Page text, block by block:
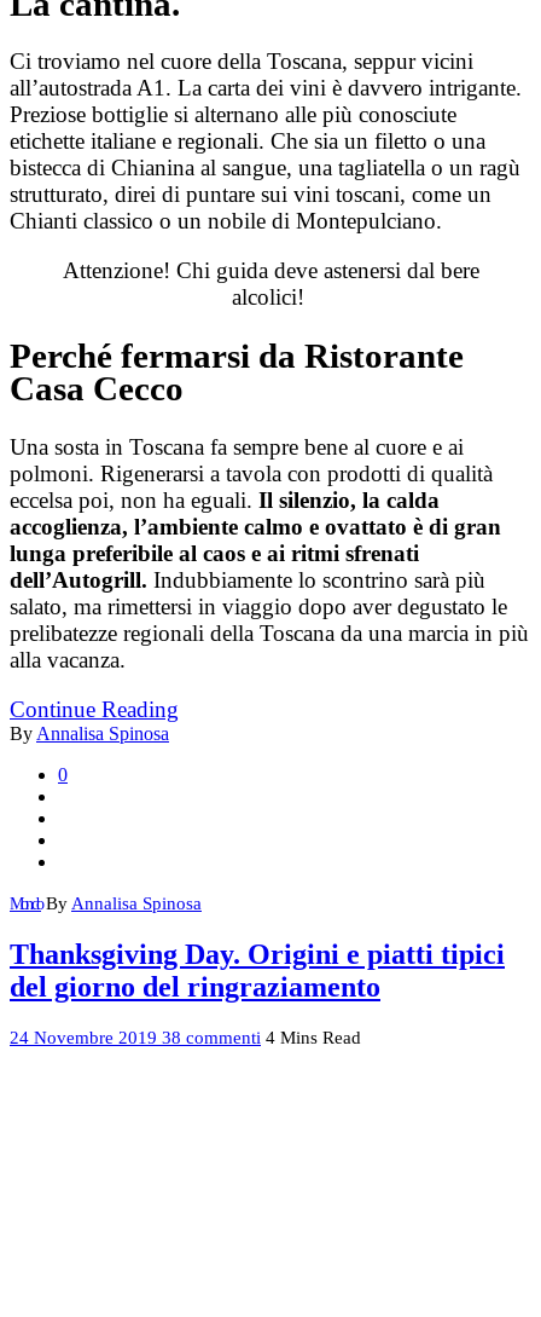
Ci troviamo nel cuore della Toscana, seppur vicini
all’autostrada A1. La carta dei vini è davvero intrigante.
Preziose bottiglie si alternano alle più conosciute
etichette italiane e regionali. Che sia un filetto o una
bistecca di Chianina al sangue, una tagliatella o un ragù
strutturato, direi di puntare sui vini toscani, come un
Chianti classico o un nobile di Montepulciano.
Attenzione! Chi guida deve astenersi dal bere
alcolici!
Perché fermarsi da Ristorante
Casa Cecco
Una sosta in Toscana fa sempre bene al cuore e ai
polmoni. Rigenerarsi a tavola con prodotti di qualità
eccelsa poi, non ha eguali. Il silenzio, la calda
accoglienza, l’ambiente calmo e ovattato è di gran
lunga preferibile al caos e ai ritmi sfrenati
dell’Autogrill. Indubbiamente lo scontrino sarà più
salato, ma rimettersi in viaggio dopo aver degustato le
prelibatezze regionali della Toscana da una marcia in più
alla vacanza.
Continue Reading
By Annalisa Spinosa
0
Mondo By Annalisa Spinosa
Thanksgiving Day. Origini e piatti tipici
del giorno del ringraziamento
24 Novembre 2019 38 commenti 4 Mins Read